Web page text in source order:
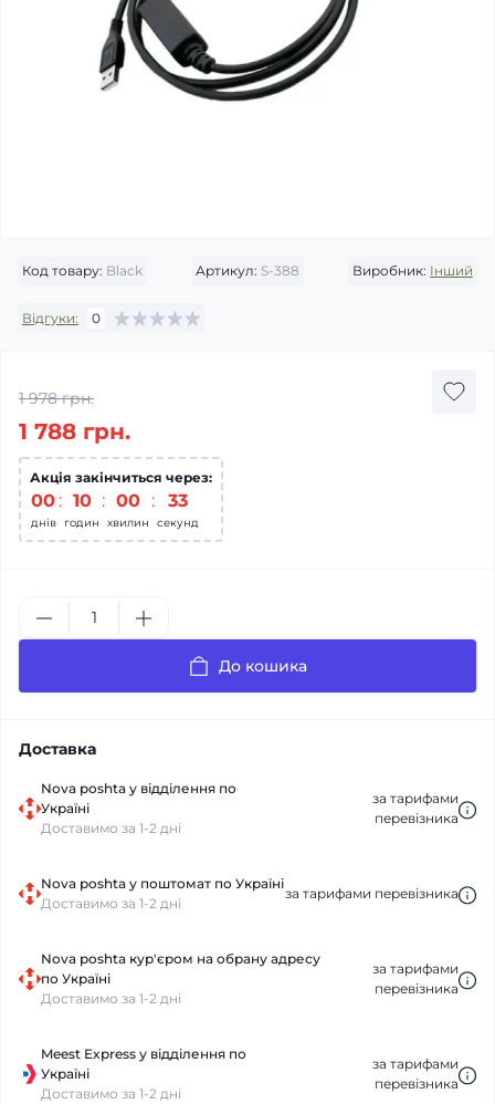
Код товару: Black Артикул: S-388 Виробник: Інший
Відгуки: 0
1 978 грн.
1 788 грн.
Акція закінчиться через:
00
днів
10
годин
00
хвилин
32
секунд
До кошика
Доставка
Nova poshta у відділення по
Україні
Доставимо за 1-2 дні
за тарифами
перевізника
Nova poshta у поштомат по Україні
Доставимо за 1-2 дні
за тарифами перевізника
Nova poshta кур'єром на обрану адресу
по Україні
Доставимо за 1-2 дні
за тарифами
перевізника
Meest Express у відділення по
Україні
Доставимо за 1-2 дні
за тарифами
перевізника